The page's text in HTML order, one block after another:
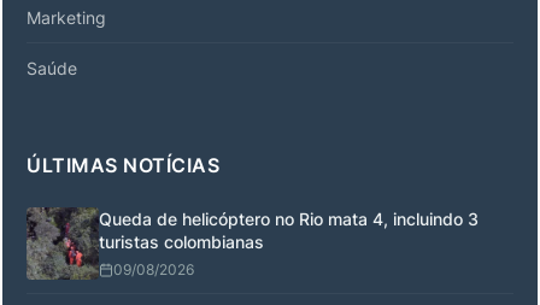
Marketing
Saúde
ÚLTIMAS NOTÍCIAS
Queda de helicóptero no Rio mata 4, incluindo 3
turistas colombianas
09/08/2026